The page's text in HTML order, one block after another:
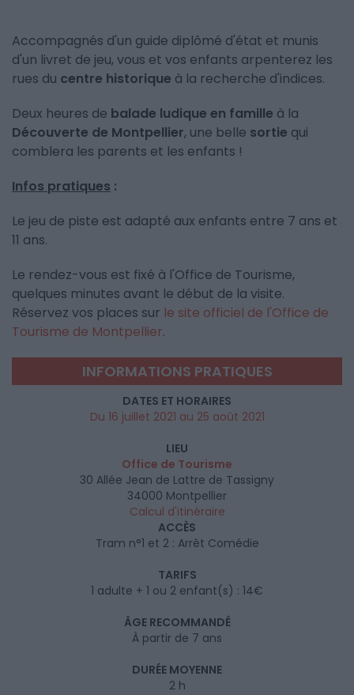
Accompagnés d'un guide diplômé d'état et munis
d'un livret de jeu, vous et vos enfants arpenterez les
rues du centre historique à la recherche d'indices.
Deux heures de balade ludique en famille à la
Découverte de Montpellier, une belle sortie qui
comblera les parents et les enfants !
Infos pratiques :
Le jeu de piste est adapté aux enfants entre 7 ans et
11 ans.
Le rendez-vous est fixé à l'Office de Tourisme,
quelques minutes avant le début de la visite.
Réservez vos places sur le site officiel de l'Office de
Tourisme de Montpellier.
INFORMATIONS PRATIQUES
DATES ET HORAIRES
Du 16 juillet 2021 au 25 août 2021
LIEU
Office de Tourisme
30 Allée Jean de Lattre de Tassigny
34000 Montpellier
Calcul d'itinéraire
ACCÈS
Tram n°1 et 2 : Arrêt Comédie
TARIFS
1 adulte + 1 ou 2 enfant(s) : 14€
ÂGE RECOMMANDÉ
À partir de 7 ans
DURÉE MOYENNE
2 h